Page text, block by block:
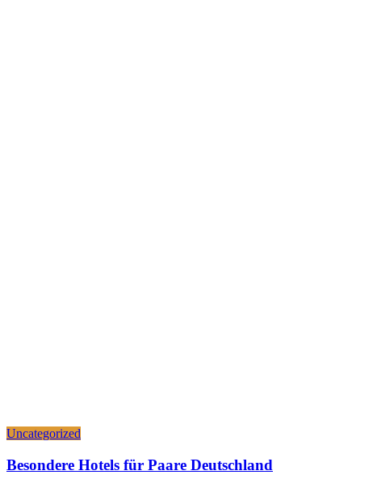
Uncategorized
Besondere Hotels für Paare Deutschland